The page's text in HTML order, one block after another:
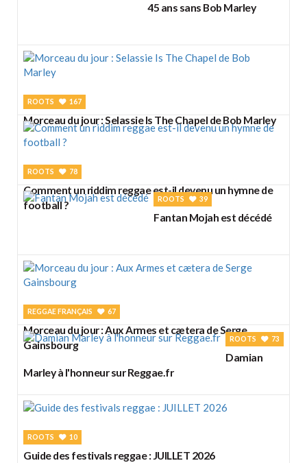
45 ans sans Bob Marley
ROOTS 167
Morceau du jour : Selassie Is The Chapel de Bob Marley
ROOTS 78
Comment un riddim reggae est-il devenu un hymne de
football ?
ROOTS 39
Fantan Mojah est décédé
REGGAE FRANÇAIS 67
Morceau du jour : Aux Armes et cætera de Serge
Gainsbourg
ROOTS 73
Damian
Marley à l'honneur sur Reggae.fr
ROOTS 10
Guide des festivals reggae : JUILLET 2026